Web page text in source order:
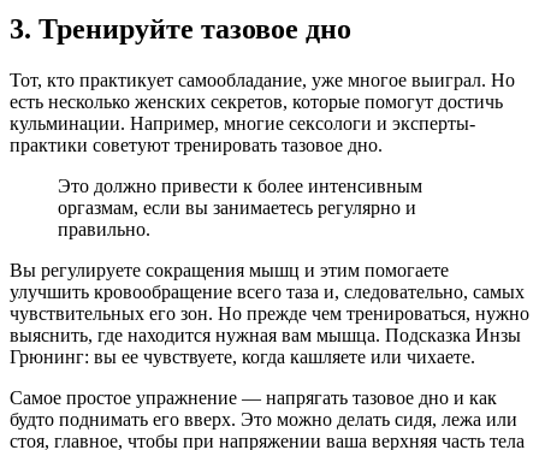
3. Тренируйте тазовое дно
Тот, кто практикует самообладание, уже многое выиграл. Но
есть несколько женских секретов, которые помогут достичь
кульминации. Например, многие сексологи и эксперты-
практики советуют тренировать тазовое дно.
Это должно привести к более интенсивным
оргазмам, если вы занимаетесь регулярно и
правильно.
Вы регулируете сокращения мышц и этим помогаете
улучшить кровообращение всего таза и, следовательно, самых
чувствительных его зон. Но прежде чем тренироваться, нужно
выяснить, где находится нужная вам мышца. Подсказка Инзы
Грюнинг: вы ее чувствуете, когда кашляете или чихаете.
Самое простое упражнение — напрягать тазовое дно и как
будто поднимать его вверх. Это можно делать сидя, лежа или
стоя, главное, чтобы при напряжении ваша верхняя часть тела